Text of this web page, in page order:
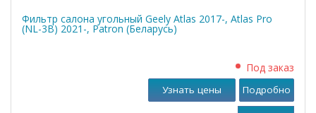
Фильтр салона угольный Geely Atlas 2017-, Atlas Pro
(NL-3B) 2021-, Patron (Беларусь)
Под заказ
Узнать цены Подробно